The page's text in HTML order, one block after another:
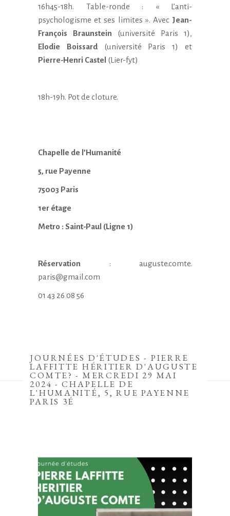
16h45-18h. Table-ronde : « L’anti-
psychologisme et ses limites ». Avec Jean-
François Braunstein (université Paris 1),
Elodie Boissard(université Paris 1) et
Pierre-Henri Castel (Lier-fyt)
18h-19h. Pot de cloture.
Chapelle de l’Humanité
5, rue Payenne
75003 Paris
1er étage
Metro : Saint-Paul (Ligne 1)
Réservation : auguste.comte.
paris@gmail.com
01 43 26 08 56
JOURNÉES D'ÉTUDES - PIERRE
LAFFITTE HÉRITIER D'AUGUSTE
COMTE? - MERCREDI 29 MAI
2024 - CHAPELLE DE
L'HUMANITÉ, 5, RUE PAYENNE
PARIS 3É